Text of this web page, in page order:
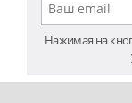
Нажимая на